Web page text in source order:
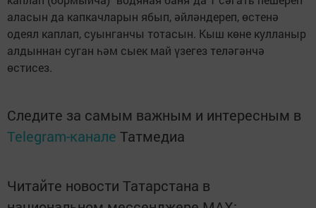
аласын да капкачларын ябып, әйләндереп, өстенә
одеял каплап, суынганчы тотасын. Кыш көне кулланыр
алдыннан суган һәм сыек май үзегез теләгәнчә
өстисез.
Следите за самым важным и интересным в
Telegram-канале Татмедиа
Читайте новости Татарстана в